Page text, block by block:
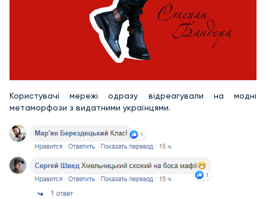
Користувачі мережі одразу відреагували на модні
метаморфози з видатними українцями.